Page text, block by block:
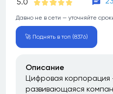
Давно не в сети — уточняйте
🚀 Поднять в топ (8376)
Описание
Цифровая
развивающаяся